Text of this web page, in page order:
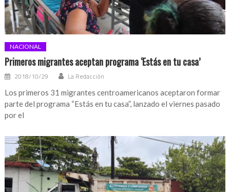
NACIONAL
Primeros migrantes aceptan programa ‘Estás en tu casa’
2018/10/29 La Redacción
Los primeros 31 migrantes centroamericanos aceptaron formar
parte del programa “Estás en tu casa”, lanzado el viernes pasado
por el